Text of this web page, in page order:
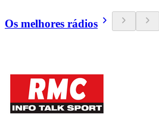
Os melhores rádios